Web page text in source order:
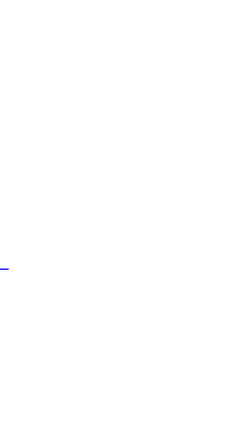
て
27シーズン試合観戦チケット
27シーズン「鹿パス」